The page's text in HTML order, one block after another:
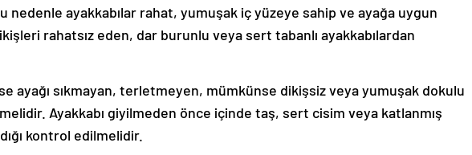
nedenle ayakkabılar rahat, yumuşak iç yüzeye sahip ve ayağa uygun
rahatsız eden, dar burunlu veya sert tabanlı ayakkabılardan
ayağı sıkmayan, terletmeyen, mümkünse dikişsiz veya yumuşak dokulu
Ayakkabı giyilmeden önce içinde taş, sert cisim veya katlanmış
kontrol edilmelidir.